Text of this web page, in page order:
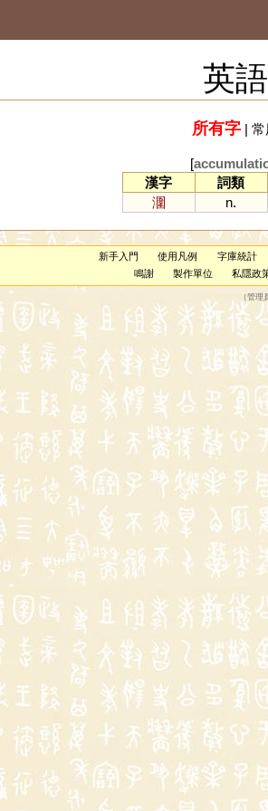
英
所有字| 常
[
漢字
詞類
潿
n.
新手入門 使用凡例 字庫統計
鳴謝
製作單位 私隱政
（管理